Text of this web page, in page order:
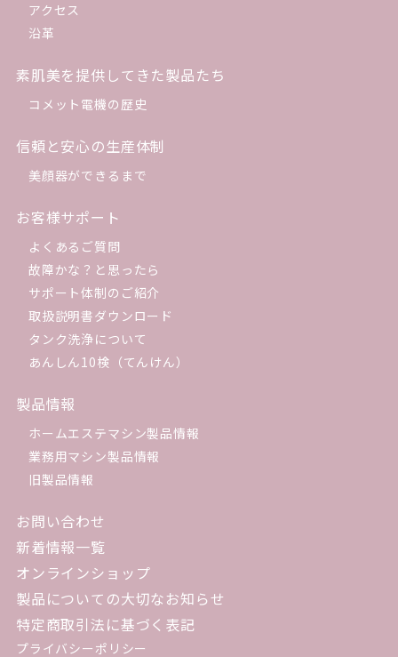
アクセス
沿革
素肌美を提供してきた製品たち
コメット電機の歴史
信頼と安心の生産体制
美顔器ができるまで
お客様サポート
よくあるご質問
故障かな？と思ったら
サポート体制のご紹介
取扱説明書ダウンロード
タンク洗浄について
あんしん10検（てんけん）
製品情報
ホームエステマシン製品情報
業務用マシン製品情報
旧製品情報
お問い合わせ
新着情報一覧
オンラインショップ
製品についての大切なお知らせ
特定商取引法に基づく表記
プライバシーポリシー